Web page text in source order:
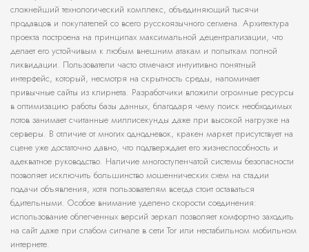
сложнейший технологический комплекс, объединяющий тысячи
продавцов и покупателей со всего русскоязычного сегмена. Архитектура
проекта построена на принципах максимальной децентрализации, что
делает его устойчивым к любым внешним атакам и попыткам полной
ликвидации. Пользователи часто отмечают интуитивно понятный
интерфейс, который, несмотря на скрытность среды, напоминает
привычные сайты из клирнета. Разработчики вложили огромные ресурсы
в оптимизацию работы базы данных, благодаря чему поиск необходимых
лотов занимает считанные миллисекунды даже при высокой нагрузке на
серверы. В отличие от многих однодневок, кракен маркет присутствует на
сцене уже достаточно давно, что подтверждает его жизнеспособность и
адекватное руководство. Наличие многоступенчатой системы безопасности
позволяет исключить большинство мошеннических схем на стадии
подачи объявления, хотя пользователям всегда стоит оставаться
бдительными. Особое внимание уделено скорости соединения:
использование облегченных версий зеркал позволяет комфортно заходить
на сайт даже при слабом сигнале в сети Tor или нестабильном мобильном
интернете.